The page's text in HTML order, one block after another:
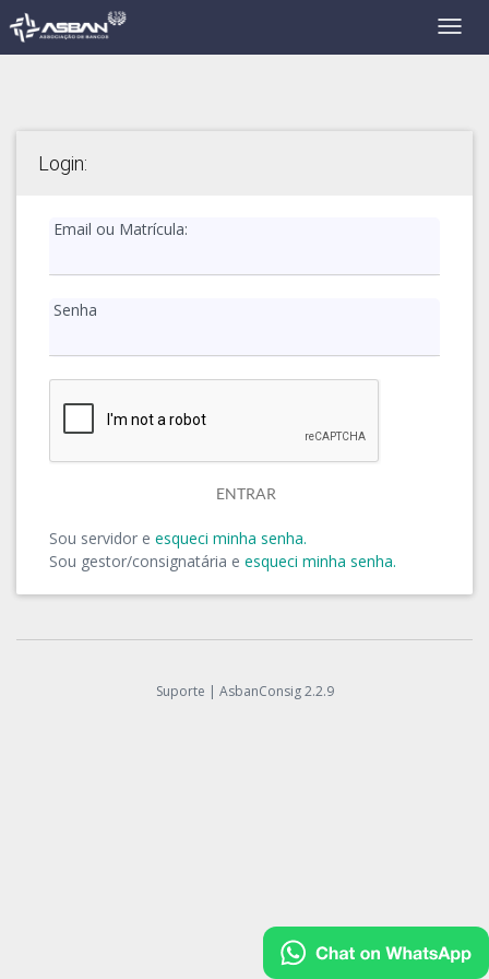
Login:
Email ou Matrícula:
Senha
Sou servidor e esqueci minha senha.
Sou gestor/consignatária e esqueci minha senha.
Suporte | AsbanConsig 2.2.9